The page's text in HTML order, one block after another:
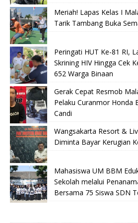
Meriah! Lapas Kelas I
Tarik Tambang Buka
Peringati HUT Ke-81 RI,
Skrining HIV Hingga Cek
652 Warga Binaan
Gerak Cepat Resmob
Pelaku Curanmor Honda
Candi
Wangsakarta Resort &
Diminta Bayar Kerugian
Mahasiswa UM BBM
Sekolah melalui
Bersama 75 Siswa SDN